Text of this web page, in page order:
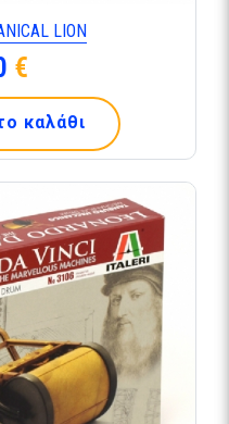
LION
€
καλάθι